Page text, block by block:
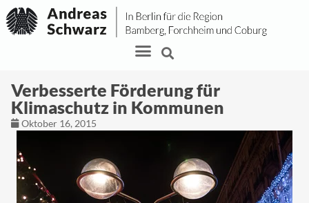
Verbesserte Förderung für
Klimaschutz in Kommunen
Oktober 16, 2015